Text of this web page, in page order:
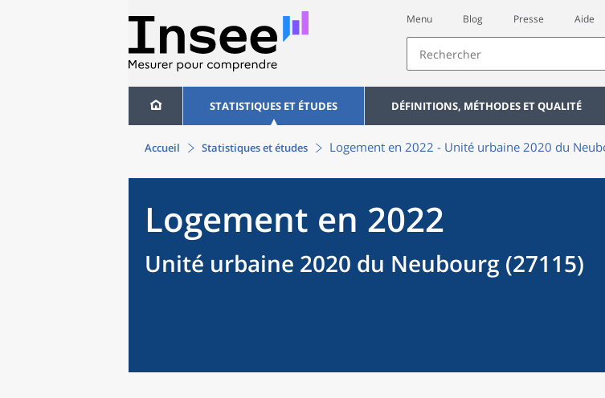
Menu Blog Presse Aide
STATISTIQUES ET ÉTUDES DÉFINITIONS, MÉTHODES ET QUALITÉ
Accueil Statistiques et études Logement en 2022 - Unité urbaine 2020 du
Logement en 2022
Unité urbaine 2020 du Neubourg (27115)